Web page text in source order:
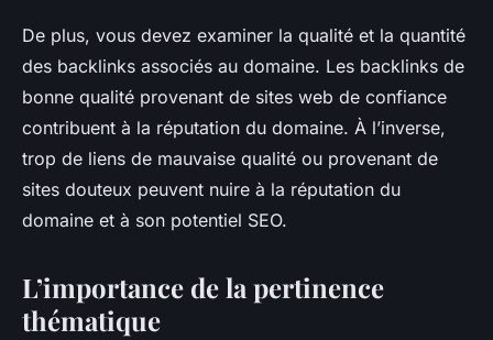
De plus, vous devez examiner la qualité et la quantité
des backlinks associés au domaine. Les backlinks de
bonne qualité provenant de sites web de confiance
contribuent à la réputation du domaine. À l’inverse,
trop de liens de mauvaise qualité ou provenant de
sites douteux peuvent nuire à la réputation du
domaine et à son potentiel SEO.
L’importance de la pertinence
thématique